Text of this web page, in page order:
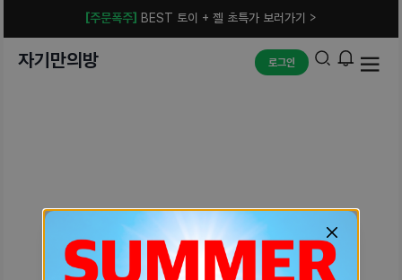
[주문폭주] BEST 토이 + 젤 초특가 보러가기 >
자기만의방 로그인